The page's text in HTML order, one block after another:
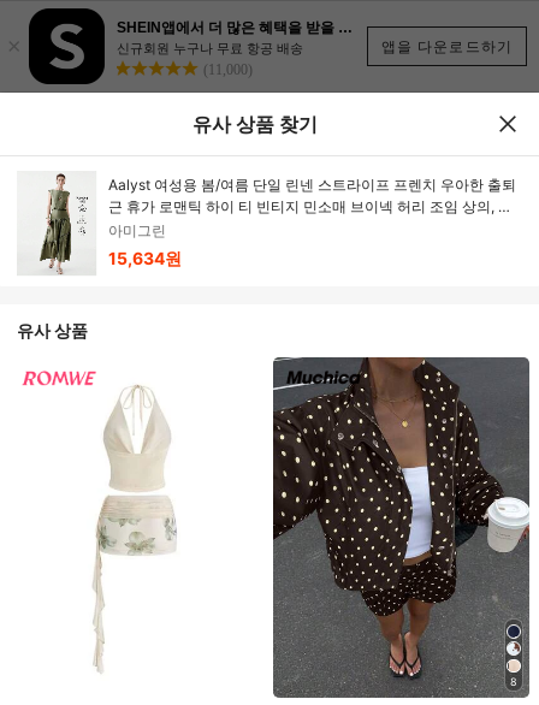
앱을 다운로드하기
×
SHEIN앱에서 더 많은 혜택을 받을 수 있어요.
신규회원 누구나 무료 항공 배송
(11,000)
유사 상품 찾기
Aalyst 여성용 봄/여름 단일 린넨 스트라이프 프렌치 우아한 출퇴
근 휴가 로맨틱 하이 티 빈티지 민소매 브이넥 허리 조임 상의, 러
치드 허리 A라인 맥시 스커트와 매치, 2피스 세트
아미그린
15,634원
유사 상품
8